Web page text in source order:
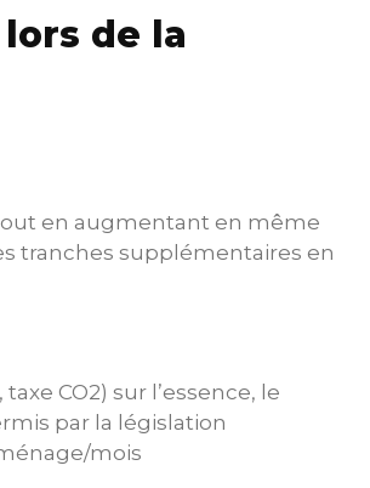
de la
en augmentant en même
tranches supplémentaires en
CO2) sur l’essence, le
par la législation
mois